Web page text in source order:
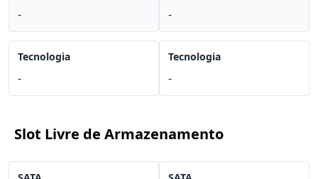
-
Tecnologia
-
-
Tecnologia
-
Slot Livre de Armazenamento